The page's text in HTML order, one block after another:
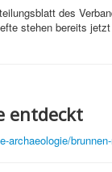
des
stehen bereits
entdeckt
archaeologie/